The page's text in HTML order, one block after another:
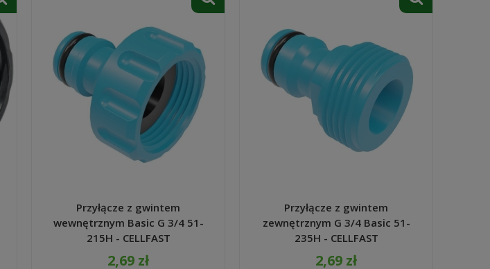
Przyłącze z gwintem
wewnętrznym Basic G 3/4 51-
215H - CELLFAST
2,69 zł
Przyłącze z gwintem
zewnętrznym G 3/4 Basic 51-
235H - CELLFAST
2,69 zł